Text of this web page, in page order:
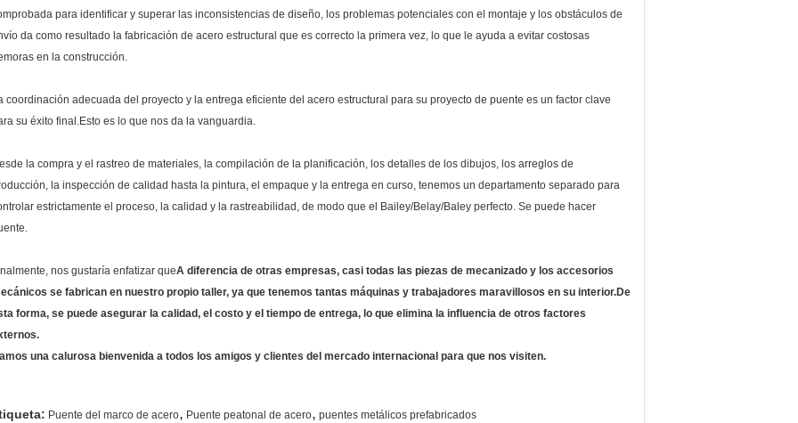
para identificar y superar las inconsistencias de diseño, los problemas potenciales con el montaje y los obstáculos de
da como resultado la fabricación de acero estructural que es correcto la primera vez, lo que le ayuda a evitar costosas
en la construcción.
coordinación adecuada del proyecto y la entrega eficiente del acero estructural para su proyecto de puente es un factor clave
su éxito final.Esto es lo que nos da la vanguardia.
la compra y el rastreo de materiales, la compilación de la planificación, los detalles de los dibujos, los arreglos de
la inspección de calidad hasta la pintura, el empaque y la entrega en curso, tenemos un departamento separado para
estrictamente el proceso, la calidad y la rastreabilidad, de modo que el Bailey/Belay/Baley perfecto. Se puede hacer
nos gustaría enfatizar queA diferencia de otras empresas, casi todas las piezas de mecanizado y los accesorios
se fabrican en nuestro propio taller, ya que tenemos tantas máquinas y trabajadores maravillosos en su interior.De
forma, se puede asegurar la calidad, el costo y el tiempo de entrega, lo que elimina la influencia de otros factores
una calurosa bienvenida a todos los amigos y clientes del mercado internacional para que nos visiten.
Puente del marco de acero, Puente peatonal de acero, puentes metálicos prefabricados